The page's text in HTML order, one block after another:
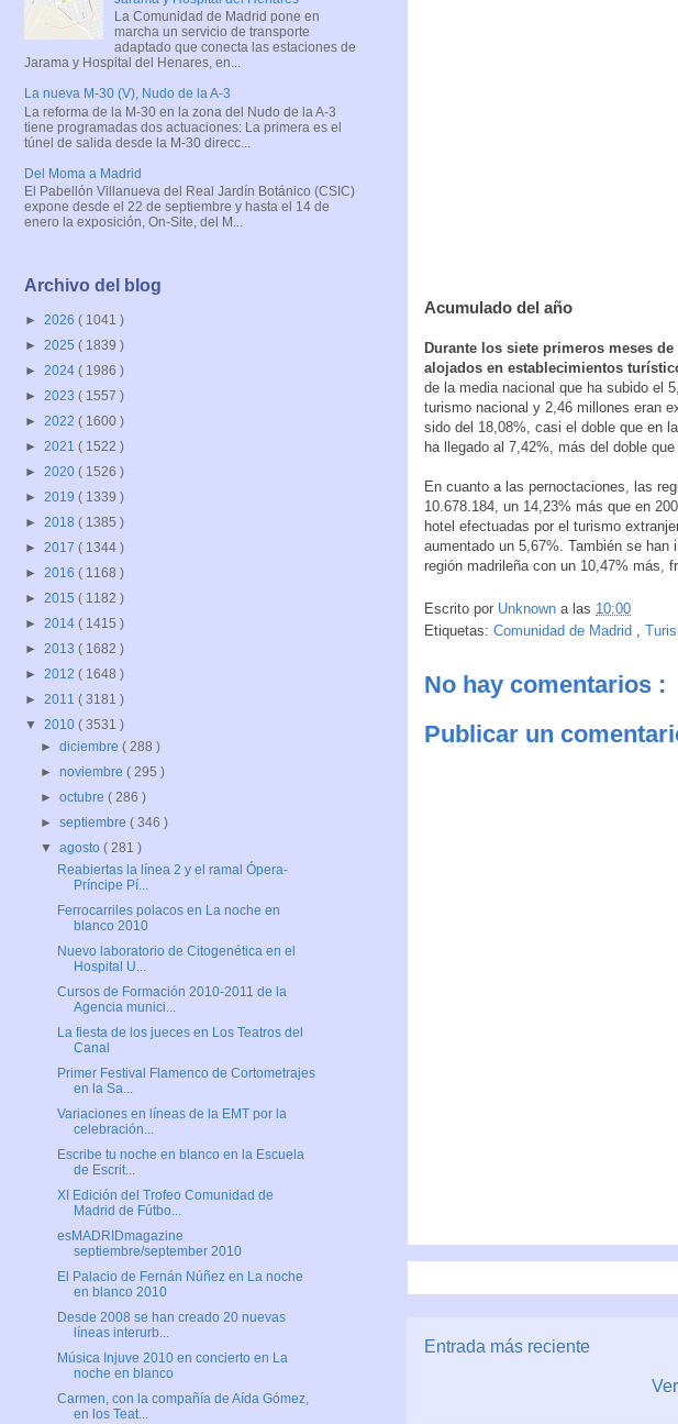
Acumulado del año
Durante los siete primeros meses
alojados en establecimientos
de la media nacional que ha subido el
turismo nacional y 2,46 millones eran
sido del 18,08%, casi el doble que en
ha llegado al 7,42%, más del doble
En cuanto a las pernoctaciones, las
10.678.184, un 14,23% más que en
hotel efectuadas por el turismo
aumentado un 5,67%. También se
región madrileña con un 10,47% más,
Escrito por Unknown a las 10:00
Etiquetas: Comunidad de Madrid
No hay comentarios :
Publicar un
Entrada más reciente
La Comunidad de Madrid pone en
marcha un servicio de transporte
adaptado que conecta las estaciones de
Jarama y Hospital del Henares, en...
La nueva M-30 (V), Nudo de la A-3
La reforma de la M-30 en la zona del Nudo de la A-3
tiene programadas dos actuaciones: La primera es el
túnel de salida desde la M-30 direcc...
Del Moma a Madrid
El Pabellón Villanueva del Real Jardín Botánico (CSIC)
expone desde el 22 de septiembre y hasta el 14 de
enero la exposición, On-Site, del M...
Archivo del blog
► 2026 ( 1041 )
► 2025 ( 1839 )
► 2024 ( 1986 )
► 2023 ( 1557 )
► 2022 ( 1600 )
► 2021 ( 1522 )
► 2020 ( 1526 )
► 2019 ( 1339 )
► 2018 ( 1385 )
► 2017 ( 1344 )
► 2016 ( 1168 )
► 2015 ( 1182 )
► 2014 ( 1415 )
► 2013 ( 1682 )
► 2012 ( 1648 )
► 2011 ( 3181 )
▼ 2010 ( 3531 )
►diciembre( 288 )
►noviembre( 295 )
►octubre( 286 )
►septiembre( 346 )
▼agosto( 281 )
Reabiertas la línea 2 y el ramal Ópera-
Príncipe Pí...
Ferrocarriles polacos en La noche en
blanco 2010
Nuevo laboratorio de Citogenética en el
Hospital U...
Cursos de Formación 2010-2011 de la
Agencia munici...
La fiesta de los jueces en Los Teatros del
Canal
Primer Festival Flamenco de Cortometrajes
en la Sa...
Variaciones en líneas de la EMT por la
celebración...
Escribe tu noche en blanco en la Escuela
de Escrit...
XI Edición del Trofeo Comunidad de
Madrid de Fútbo...
esMADRIDmagazine
septiembre/september 2010
El Palacio de Fernán Núñez en La noche
en blanco 2010
Desde 2008 se han creado 20 nuevas
líneas interurb...
Música Injuve 2010 en concierto en La
noche en blanco
Carmen, con la compañía de Aída Gómez,
en los Teat...